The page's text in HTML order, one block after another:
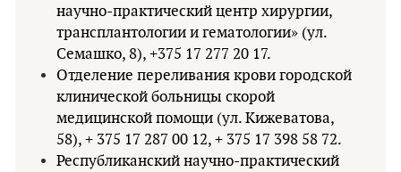
научно-практический центр хирургии,
трансплантологии и гематологии» (ул.
Семашко, 8), +375 17 277 20 17.
Отделение переливания крови городской
клинической больницы скорой
медицинской помощи (ул. Кижеватова,
58), + 375 17 287 00 12, + 375 17 398 58 72.
Республиканский научно-практический